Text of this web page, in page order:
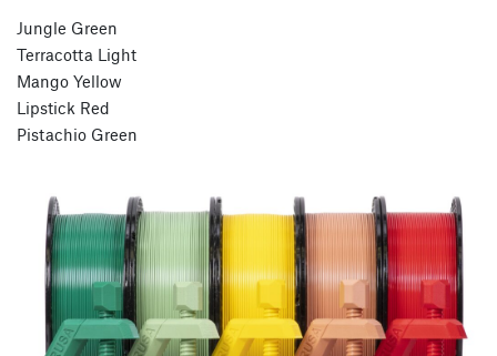
Jungle Green
Terracotta Light
Mango Yellow
Lipstick Red
Pistachio Green